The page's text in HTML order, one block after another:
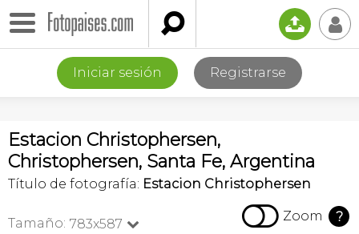
 📤 👤
Iniciar sesión Registrarse
Estacion Christophersen,
Christophersen, Santa Fe, Argentina
Título de fotografía: Estacion Christophersen
Tamaño: 783x587   Zoom ?